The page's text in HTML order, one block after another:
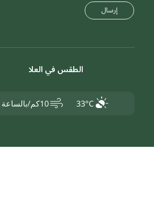
إرسال
الطقس في العلا
33°C
air10كم/بالساعة